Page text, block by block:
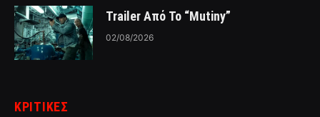
Trailer Από Το “Mutiny”
02/08/2026
ΚΡΙΤΙΚΈΣ